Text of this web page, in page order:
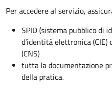
Per accedere al servizio,
SPID (sistema pubblico di
d’identità elettronica
(CNS)
tutta la documentazione
della pratica.